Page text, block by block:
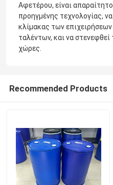
Αφετέρου, είναι
προηγμένης τεχνολογίας,
κλίμακας των
ταλέντων, και να
χώρες.
Recommended Products